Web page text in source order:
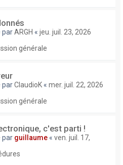
parARGH « jeu. juil. 23, 2026
générale
parClaudioK « mer. juil. 22, 2026
générale
c'est parti !
par guillaume « ven. juil. 17,